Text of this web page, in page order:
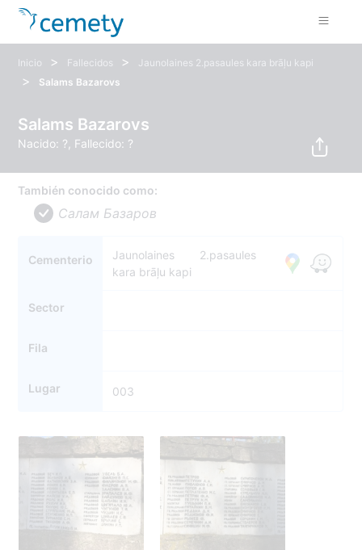
Inicio > Fallecidos > Jaunolaines 2.pasaules kara brāļu kapi
> Salams Bazarovs
Salams Bazarovs
Nacido: ?, Fallecido: ?
También conocido como:
Салам Базаров
Cementerio
Jaunolaines 2.pasaules
kara brāļu kapi
Sector
Fila
Lugar 003